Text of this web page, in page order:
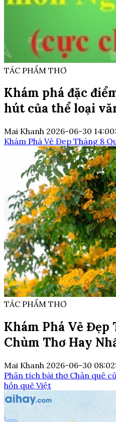
TÁC PHẨM THƠ
Khám phá đặc
hút của thể loại
Mai Khanh 2026-06-30
Khám Phá Vẻ Đẹp Tháng 8
TÁC PHẨM THƠ
Khám Phá Vẻ Đẹp
Chùm Thơ Hay
Mai Khanh 2026-06-30
Phân tích bài thơ Chân quê
hồn quê Việt